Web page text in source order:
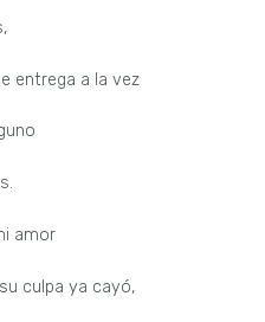
entrega a la vez
amor
culpa ya cayó,